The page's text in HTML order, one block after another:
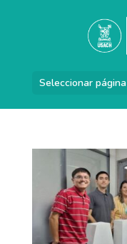
Seleccionar página